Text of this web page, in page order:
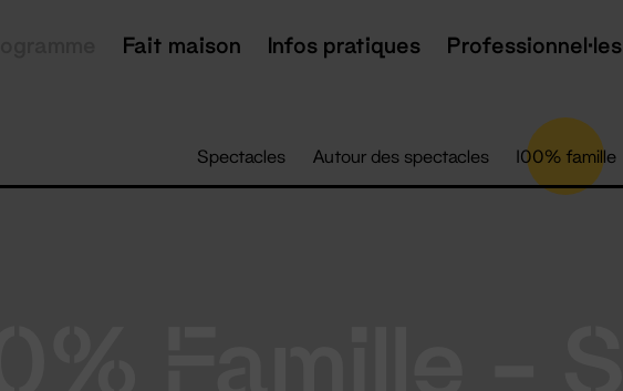
Fait maison Infos pratiques Professionnel·les
Spectacles Autour des spectacles 100% famille